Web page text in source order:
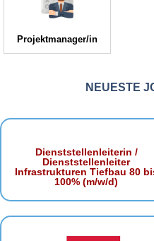
Projektmanager/in
NEUESTE
Dienststellenleiterin /
Dienststellenleiter
Infrastrukturen Tiefbau 80
100% (m/w/d)